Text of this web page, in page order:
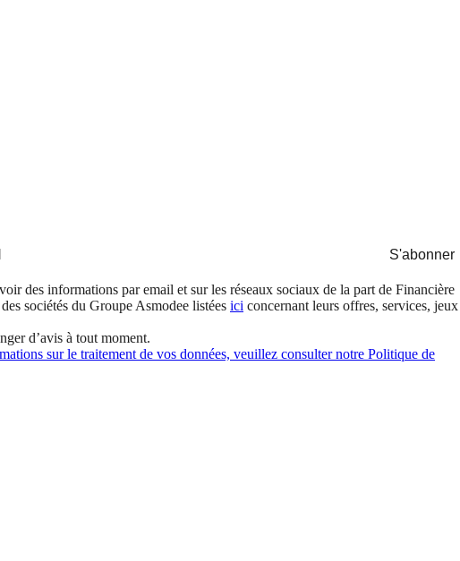
S'abonner
des informations par email et sur les réseaux sociaux de la part de Financière
sociétés du Groupe Asmodee listées ici concernant leurs offres, services,
d’avis à tout moment.
sur le traitement de vos données, veuillez consulter notre Politique de